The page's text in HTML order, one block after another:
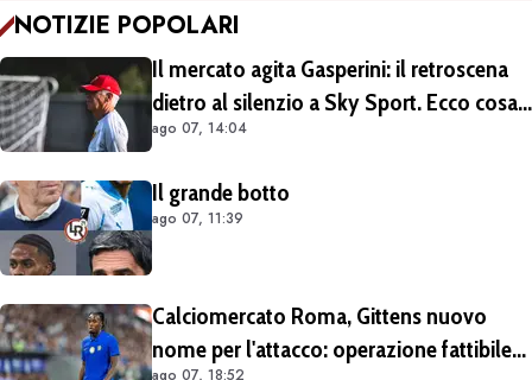
NOTIZIE POPOLARI
Il mercato agita Gasperini: il retroscena
dietro al silenzio a Sky Sport. Ecco cosa
è emerso dal meeting con la proprietà
ago 07, 14:04
Il grande botto
ago 07, 11:39
Calciomercato Roma, Gittens nuovo
nome per l'attacco: operazione fattibile
ago 07, 18:52